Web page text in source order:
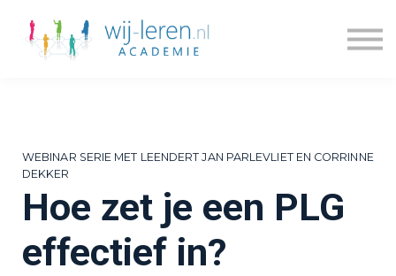
Kennisdossiers
Series
Account maken
WEBINAR SERIE MET LEENDERT JAN PARLEVLIET EN CORRINNE
DEKKER
Hoe zet je een PLG
effectief in?